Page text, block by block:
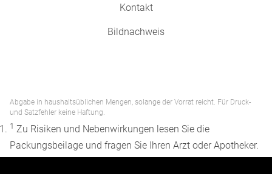
Kontakt
Bildnachweis
Abgabe in haushaltsüblichen Mengen, solange der Vorrat reicht. Für Druck-
und Satzfehler keine Haftung.
1 Zu Risiken und Nebenwirkungen lesen Sie die
Packungsbeilage und fragen Sie Ihren Arzt oder Apotheker.